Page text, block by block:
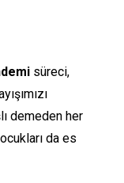
süreci,
demeden her
da es